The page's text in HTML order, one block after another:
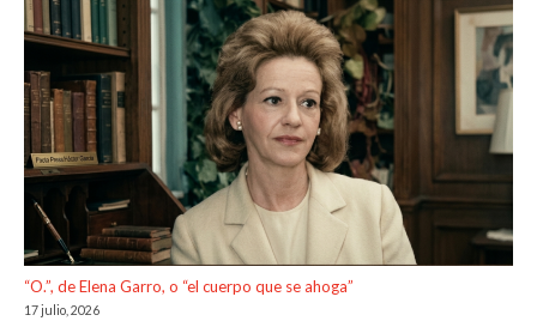
“O.”, de Elena Garro, o “el cuerpo que se ahoga”
17 julio, 2026